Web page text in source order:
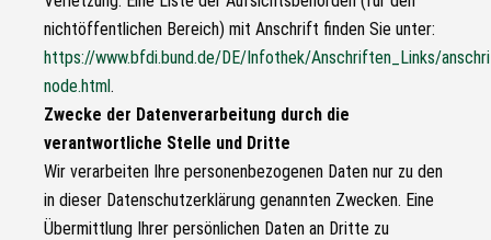
nichtöffentlichen Bereich) mit Anschrift finden Sie unter:
https://www.bfdi.bund.de/DE/Infothek/Anschriften_Links/
node.html.
Zwecke der Datenverarbeitung durch die
verantwortliche Stelle und Dritte
Wir verarbeiten Ihre personenbezogenen Daten nur zu den
in dieser Datenschutzerklärung genannten Zwecken. Eine
Übermittlung Ihrer persönlichen Daten an Dritte zu